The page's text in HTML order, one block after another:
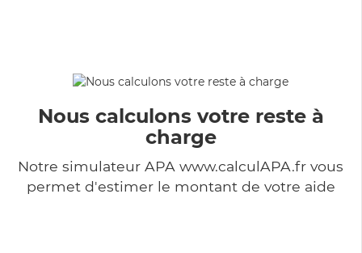
Nous calculons votre reste à
charge
Notre simulateur APA www.calculAPA.fr vous
permet d'estimer le montant de votre aide